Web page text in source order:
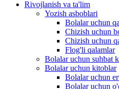
Rivojlanish va ta'lim
Yozish asboblari
Bolalar uchun
Chizish uchun
Chizish uchun
Flog'li qalamlar
Bolalar uchun suhbat
Bolalar uchun kitoblar
Bolalar uchun
Bolalar uchun